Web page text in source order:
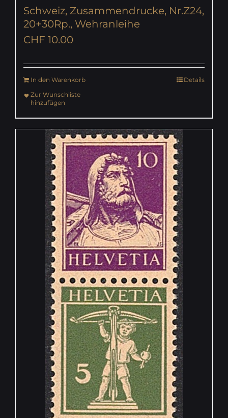
Schweiz, Zusammendrucke, Nr.Z24,
20+30Rp., Wehranleihe
CHF 10.00
In den Warenkorb
Details
Zur Wunschliste
hinzufügen